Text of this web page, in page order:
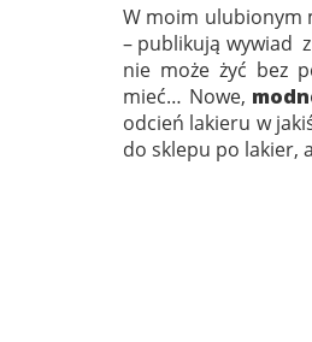
W moim ulubionym
– publikują wywiad
nie może żyć bez
mieć… Nowe,
odcień lakieru w
do sklepu po lakier,